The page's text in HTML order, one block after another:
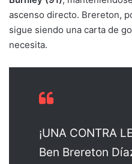
ascenso directo. Brereton,
sigue siendo una carta de
necesita.
¡UNA CONTRA
Ben Brereton